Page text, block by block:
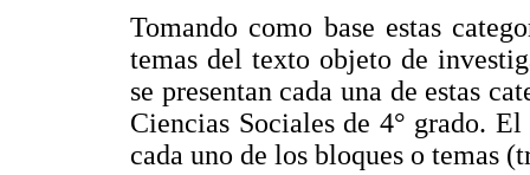
Tomando como base estas
temas del texto objeto de
se presentan cada una de estas
Ciencias Sociales de 4° grado.
cada uno de los bloques o temas